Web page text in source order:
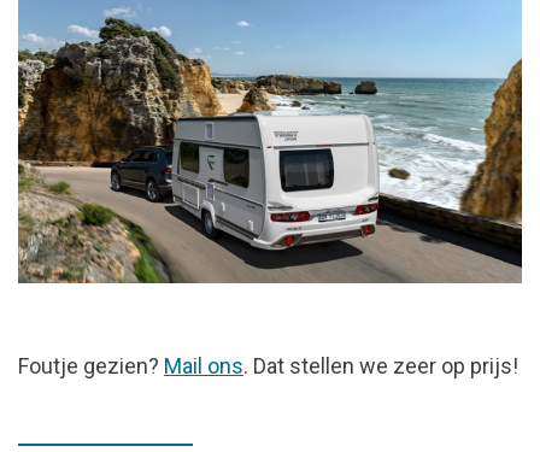
FOUTJE
GEZIEN?
Foutje gezien? Mail ons. Dat stellen we zeer op prijs!